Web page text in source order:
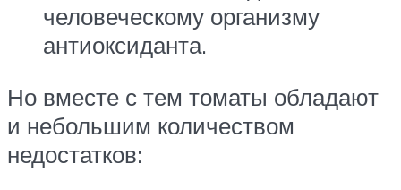
человеческому организму
антиоксиданта.
Но вместе с тем томаты обладают
и небольшим количеством
недостатков: